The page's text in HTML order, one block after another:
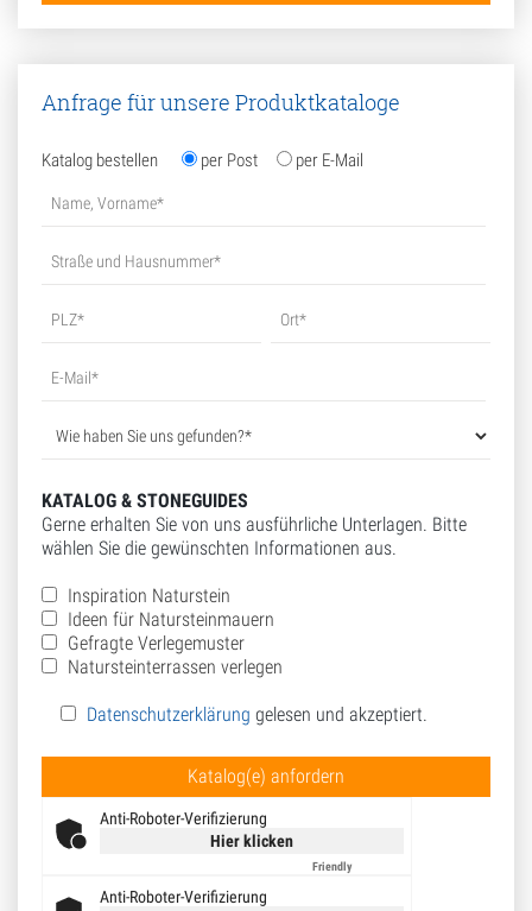
Anfrage für unsere Produktkataloge
Katalog bestellen per Post per E-Mail
KATALOG & STONEGUIDES
Gerne erhalten Sie von uns ausführliche Unterlagen. Bitte
wählen Sie die gewünschten Informationen aus.
Inspiration Naturstein
Ideen für Natursteinmauern
Gefragte Verlegemuster
Natursteinterrassen verlegen
Datenschutzerklärung gelesen und akzeptiert.
Bitte lasse dieses Feld leer.
Anti-Roboter-Verifizierung
Hier klicken
Friendly
Anti-Roboter-Verifizierung